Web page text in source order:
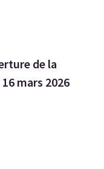
de la
mars 2026